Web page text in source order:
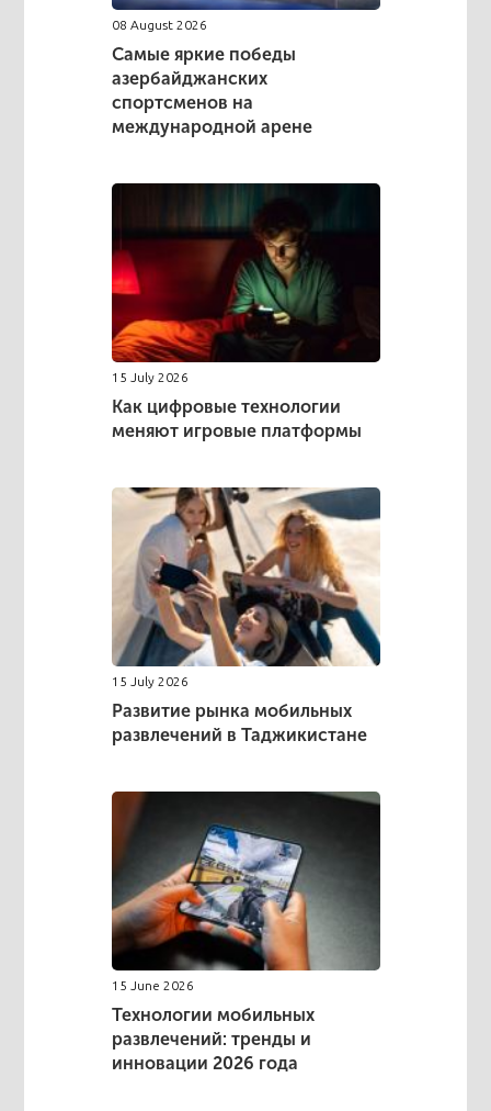
08 August 2026
Самые яркие победы
азербайджанских
спортсменов на
международной арене
15 July 2026
Как цифровые технологии
меняют игровые платформы
15 July 2026
Развитие рынка мобильных
развлечений в Таджикистане
15 June 2026
Технологии мобильных
развлечений: тренды и
инновации 2026 года